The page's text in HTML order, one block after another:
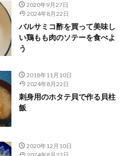
2020年9月27日
2024年8月22日
バルサミコ酢を買って美味し
い鶏もも肉のソテーを食べよ
う
2018年11月10日
2024年8月22日
刺身用のホタテ貝で作る貝柱
飯
2020年12月10日